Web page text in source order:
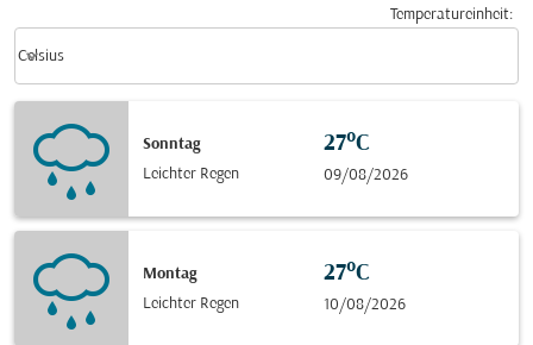
Temperatureinheit:
Celsius
keyboard_arrow_down
Sonntag
Leichter Regen
27°C
09/08/2026
Montag
Leichter Regen
27°C
10/08/2026